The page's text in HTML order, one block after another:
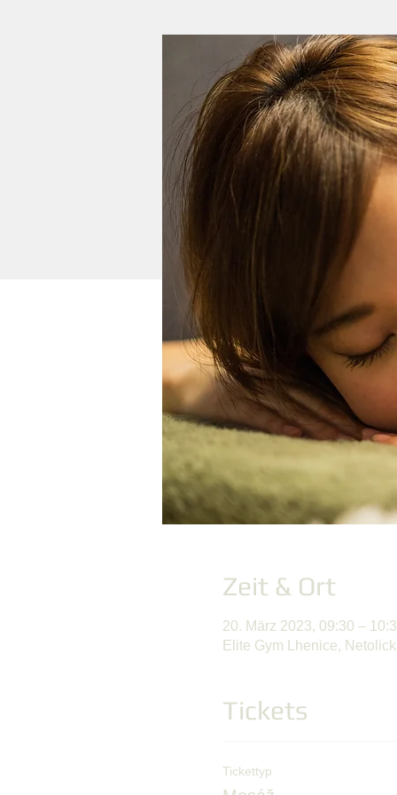
Zeit & Ort
20. März 2023, 09:30 –
Elite Gym Lhenice,
Tickets
Tickettyp